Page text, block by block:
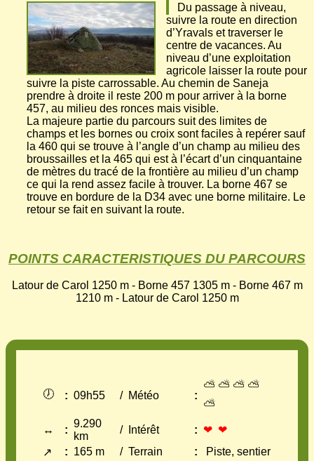
Du passage à niveau,
suivre la route en direction
d’Yravals et traverser le
centre de vacances. Au
niveau d’une exploitation
agricole laisser la route pour
suivre la piste carrossable. Au chemin de Saneja
prendre à droite il reste 200 m pour arriver à la borne
457, au milieu des ronces mais visible.
La majeure partie du parcours suit des limites de
champs et les bornes ou croix sont faciles à repérer sauf
la 460 qui se trouve à l’angle d’un champ au milieu des
broussailles et la 465 qui est à l’écart d’un cinquantaine
de mètres du tracé de la frontière au milieu d’un champ
ce qui la rend assez facile à trouver. La borne 467 se
trouve en bordure de la D34 avec une borne militaire. Le
retour se fait en suivant la route.
POINTS CARACTERISTIQUES DU PARCOURS
Latour de Carol 1250 m - Borne 457 1305 m - Borne 467 m
1210 m - Latour de Carol 1250 m
🕖 : 09h55 / Météo :
⛅ ⛅ ⛅ ⛅
⛅
↔ :
9.290
km
/ Intérêt : ❤ ❤
↗
: 165 m / Terrain :
Piste, sentier